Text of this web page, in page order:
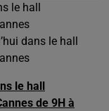
le hall
dans le hall
le hall
de 9H à